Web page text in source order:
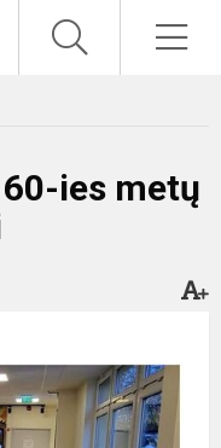
ies metų